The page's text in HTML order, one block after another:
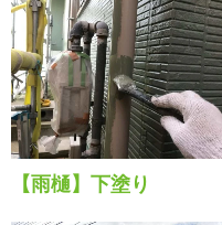
【雨樋】下塗り